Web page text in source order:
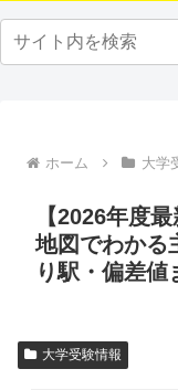
ホーム 大学
【2026年度
地図でわかる
り駅・偏差値
大学受験情報